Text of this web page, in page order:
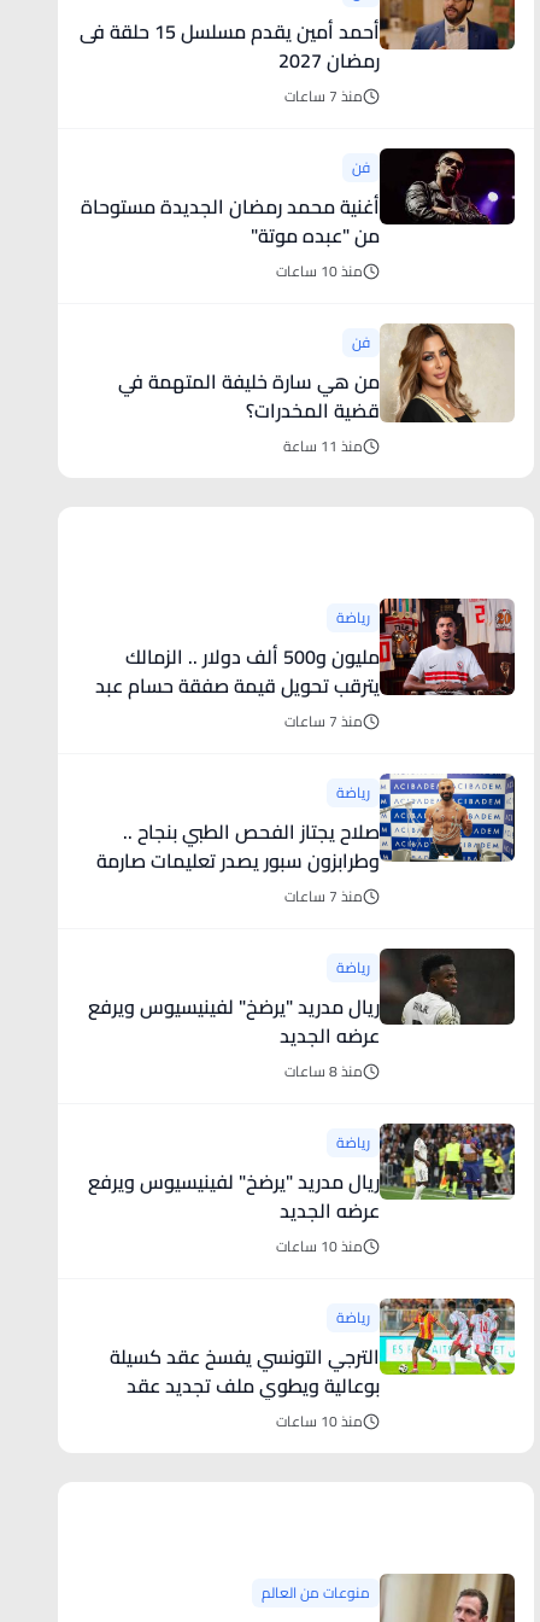
أحمد أمين يقدم مسلسل 15 حلقة فى
رمضان 2027
منذ 7 ساعات
فن
أغنية محمد رمضان الجديدة مستوحاة
من "عبده موتة"
منذ 10 ساعات
فن
من هي سارة خليفة المتهمة في
قضية المخدرات؟
منذ 11 ساعة
رياضة
مليون و500 ألف دولار .. الزمالك
يترقب تحويل قيمة صفقة حسام عبد
المجيد
منذ 7 ساعات
رياضة
صلاح يجتاز الفحص الطبي بنجاح ..
وطرابزون سبور يصدر تعليمات صارمة
لجماهيره قبل استقبال النجم
منذ 7 ساعات
رياضة
ريال مدريد "يرضخ" لفينيسيوس ويرفع
عرضه الجديد
منذ 8 ساعات
رياضة
ريال مدريد "يرضخ" لفينيسيوس ويرفع
عرضه الجديد
منذ 10 ساعات
رياضة
الترجي التونسي يفسخ عقد كسيلة
بوعالية ويطوي ملف تجديد عقد
بلايلي ا
منذ 10 ساعات
منوعات من العالم